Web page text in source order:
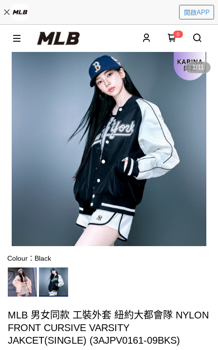
開啟APP
0
1/11
Colour：Black
MLB 男女同款 工裝外套 紐約大都會隊 NYLON
FRONT CURSIVE VARSITY
JAKCET(SINGLE) (3AJPV0161-09BKS)